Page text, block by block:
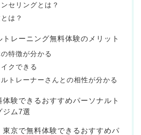
セリングとは？
は？
トレーニング無料体験のメリット
特徴が分かる
クできる
トレーナーさんとの相性が分かる
体験できるおすすめパーソナルト
ジム7選
東京で無料体験できるおすすめパ